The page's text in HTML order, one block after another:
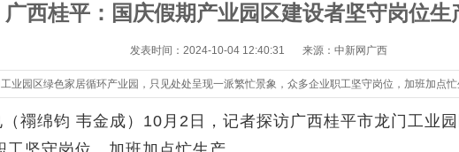
广西桂平：国庆假期产业园区建设者坚守岗位生
发表时间：2024-10-04 12:40:31 来源：中新网广西
业园区绿色家居循环产业园，只见处处呈现一派繁忙景象，众多企业职工坚守岗位，加班加点忙
绵钧 韦金成）10月2日，记者探访广西桂平市龙门工业园